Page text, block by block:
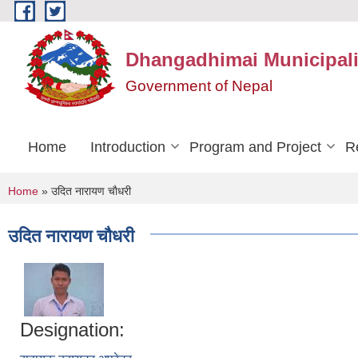
Skip to main content
Dhangadhimai
Government of Nepal
Home Introduction Program and Project
You are here
Home » उदित नारायण चाैधरी
उदित नारायण चाैधरी
Designation: